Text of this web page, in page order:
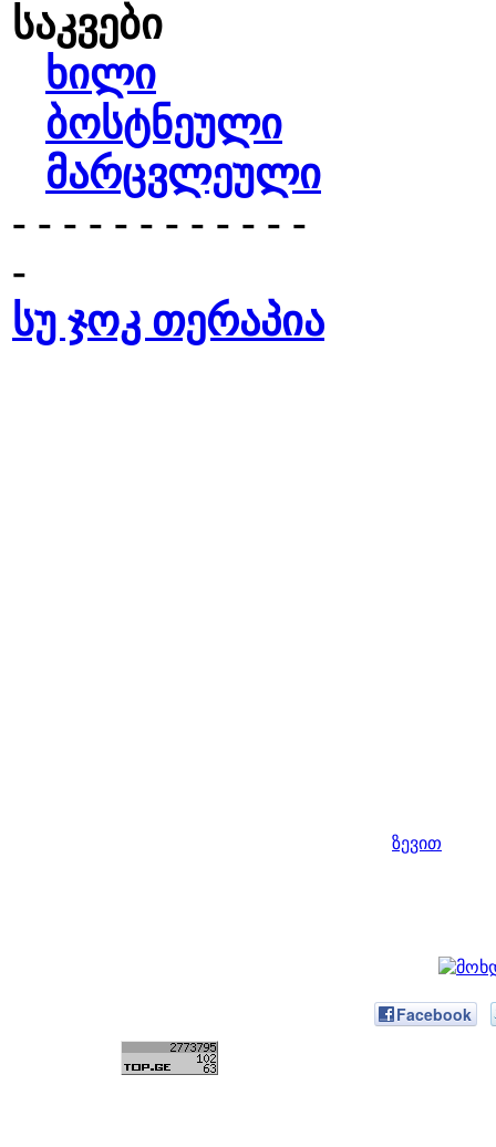
საკვები
ხილი
ბოსტნეული
მარცვლეული
- - - - - - - - - - - -
-
სუ ჯოკ თერაპია
ზევით
Facebook